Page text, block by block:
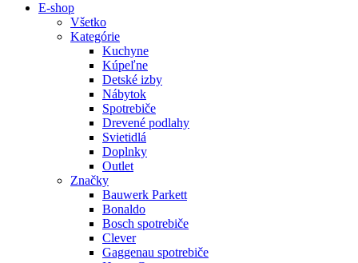
E-shop
Všetko
Kategórie
Kuchyne
Kúpeľne
Detské izby
Nábytok
Spotrebiče
Drevené podlahy
Svietidlá
Doplnky
Outlet
Značky
Bauwerk Parkett
Bonaldo
Bosch spotrebiče
Clever
Gaggenau spotrebiče